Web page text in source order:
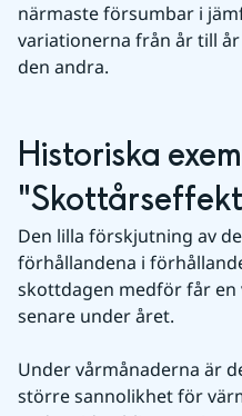
närmaste försumbar i
variationerna från år till
den andra.
Historiska
Den lilla förskjutning av
förhållandena i
skottdagen medför får en
senare under året.
Under vårmånaderna är
större sannolikhet för